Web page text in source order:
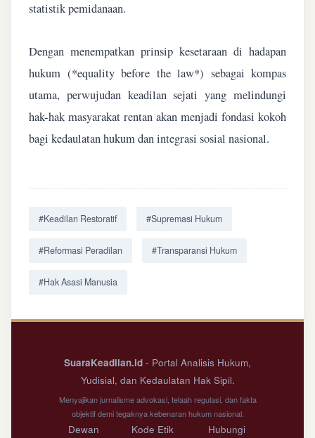
statistik pemidanaan.
Dengan menempatkan prinsip kesetaraan di hadapan
hukum (*equality before the law*) sebagai kompas
utama, perwujudan keadilan sejati yang melindungi
hak-hak masyarakat rentan akan menjadi fondasi kokoh
bagi kedaulatan hukum dan integrasi sosial nasional.
#Keadilan Restoratif #Supremasi Hukum
#Reformasi Peradilan #Transparansi Hukum
#Hak Asasi Manusia
SuaraKeadilan.id - Portal Analisis Hukum,
Yudisial, dan Kedaulatan Hak Sipil.
Menyajikan jurnalisme advokasi, telaah regulasi, dan fakta
objektif demi tegaknya kebenaran hukum nasional.
Dewan Kode Etik Hubungi